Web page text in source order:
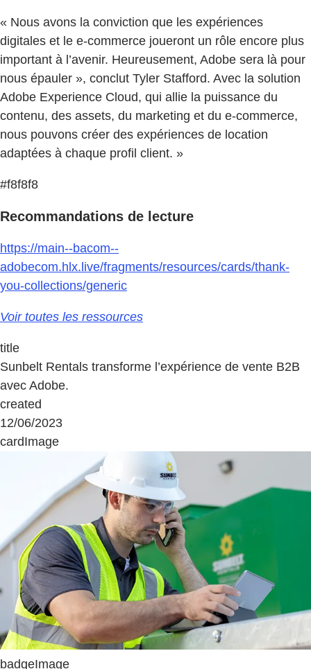
« Nous avons la conviction que les expériences
digitales et le e-commerce joueront un rôle encore plus
important à l’avenir. Heureusement, Adobe sera là pour
nous épauler », conclut Tyler Stafford. Avec la solution
Adobe Experience Cloud, qui allie la puissance du
contenu, des assets, du marketing et du e-commerce,
nous pouvons créer des expériences de location
adaptées à chaque profil client. »
#f8f8f8
Recommandations de lecture
https://main--bacom--
adobecom.hlx.live/fragments/resources/cards/thank-
you-collections/generic
Voir toutes les ressources
title
Sunbelt Rentals transforme l’expérience de vente B2B
avec Adobe.
created
12/06/2023
cardImage
badgeImage